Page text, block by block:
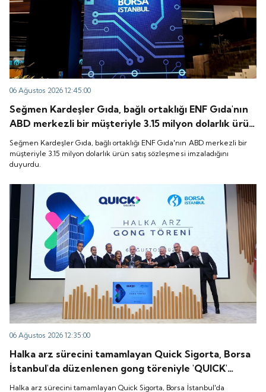
06 Ağustos 2026 12:45:00
Seğmen Kardeşler Gıda, bağlı ortaklığı ENF Gıda'nın
ABD merkezli bir müşteriyle 3.15 milyon dolarlık ürün
satış sözleşmesi imzaladığını duyurdu.
Seğmen Kardeşler Gıda, bağlı ortaklığı ENF Gıda'nın ABD merkezli bir
müşteriyle 3.15 milyon dolarlık ürün satış sözleşmesi imzaladığını
duyurdu.
06 Ağustos 2026 12:35:00
Halka arz sürecini tamamlayan Quick Sigorta, Borsa
İstanbul'da düzenlenen gong töreniyle 'QUICK'
koduyla işlem görmeye başladı.
Halka arz sürecini tamamlayan Quick Sigorta, Borsa İstanbul'da